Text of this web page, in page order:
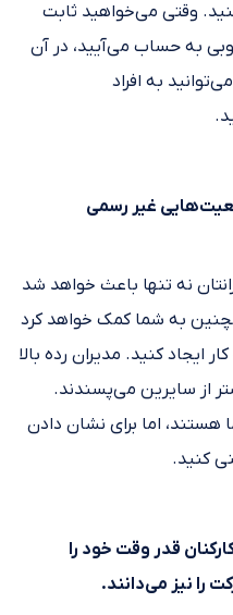
وقتی می‌خواهید ثابت
به حساب می‌آیید، در آن
به افراد
غیر رسمی
نه تنها باعث خواهد شد
به شما کمک خواهد کرد
ایجاد کنید. مدیران رده بالا
از سایرین می‌پسندند.
اما برای نشان دادن
کنید.
قدر وقت خود را
را نیز می‌دانند.